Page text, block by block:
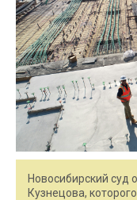
Новосибирский суд
Кузнецова,